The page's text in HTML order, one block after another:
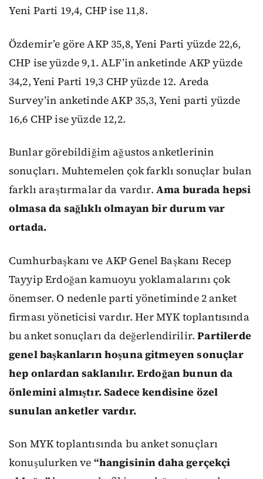
Yeni Parti 19,4, CHP ise 11,8.
Özdemir’e göre AKP 35,8, Yeni Parti yüzde 22,6,
CHP ise yüzde 9,1. ALF’in anketinde AKP yüzde
34,2, Yeni Parti 19,3 CHP yüzde 12. Areda
Survey’in anketinde AKP 35,3, Yeni parti yüzde
16,6 CHP ise yüzde 12,2.
Bunlar görebildiğim ağustos anketlerinin
sonuçları. Muhtemelen çok farklı sonuçlar bulan
farklı araştırmalar da vardır. Ama burada hepsi
olmasa da sağlıklı olmayan bir durum var
ortada.
Cumhurbaşkanı ve AKP Genel Başkanı Recep
Tayyip Erdoğan kamuoyu yoklamalarını çok
önemser. O nedenle parti yönetiminde 2 anket
firması yöneticisi vardır. Her MYK toplantısında
bu anket sonuçları da değerlendirilir.Partilerde
genel başkanların hoşuna gitmeyen sonuçlar
hep onlardan saklanılır. Erdoğan bunun da
önlemini almıştır. Sadece kendisine özel
sunulan anketler vardır.
Son MYK toplantısında bu anket sonuçları
konuşulurken ve “hangisinin daha gerçekçi